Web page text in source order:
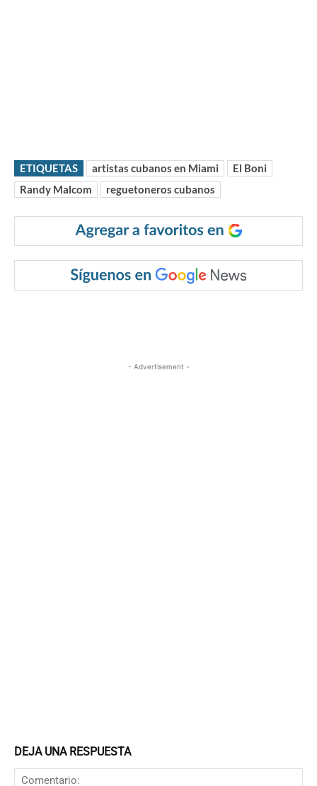
ETIQUETAS artistas cubanos en Miami
El Boni
Randy Malcom
reguetoneros cubanos
- Advertisement -
DEJA UNA RESPUESTA